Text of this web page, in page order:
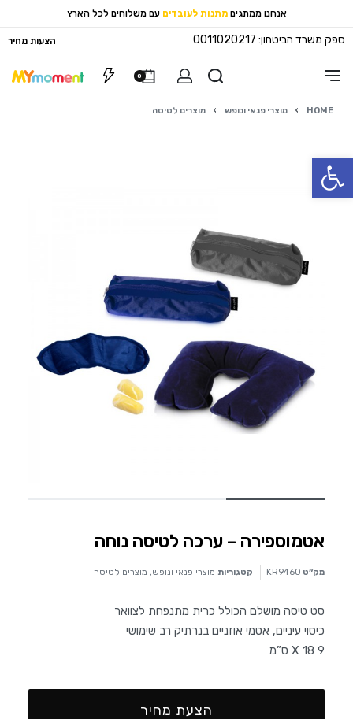
פתח סרגל נגישות
אנחנו ממתגים מתנות לעובדים עם משלוחים לכל הארץ
ספק משרד הביטחון: 0011020217 הצעות מחיר
0
HOME
› מוצרי פנאי ונופש › מוצרים לטיסה
אטמוספירה – ערכה לטיסה נוחה
מק״ט KR9460 קטגוריות מוצרי פנאי ונופש, מוצרים לטיסה
סט טיסה מושלם הכולל כרית מתנפחת לצוואר
כיסוי עיניים, אטמי אוזניים בנרתיק רב שימושי
9 X 18 ס”מ
הצעת מחיר